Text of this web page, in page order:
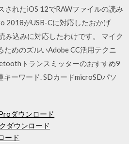
されたiOS 12でRAWファイルの読み
2018がUSB-Cに対応したおかげ
み込みに対応したわけです。 マイク
ためのズルいAdobe CC活用テクニ
トランスミッターのおすすめ9
ーワード. SDカードmicroSDパソ
ダウンロード
ダウンロード
ード